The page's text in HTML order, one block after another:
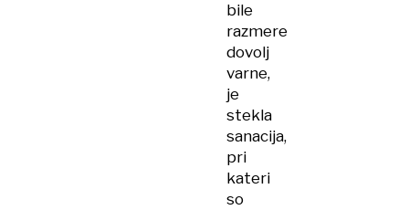
bile
razmere
dovolj
varne,
je
stekla
sanacija,
pri
kateri
so